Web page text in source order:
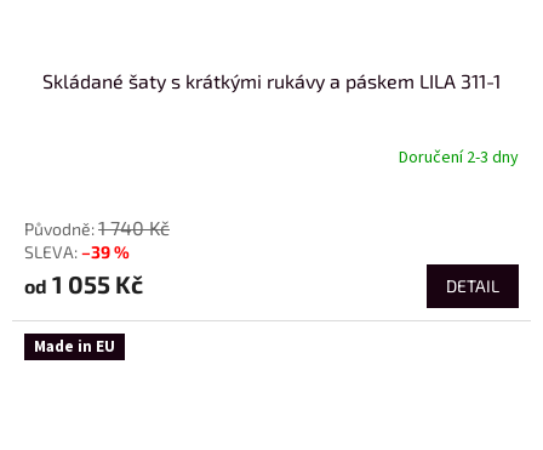
Skládané šaty s krátkými rukávy a páskem LILA 311-1
Doručení 2-3 dny
1 740 Kč
–39 %
od 1 055 Kč DETAIL
Made in EU